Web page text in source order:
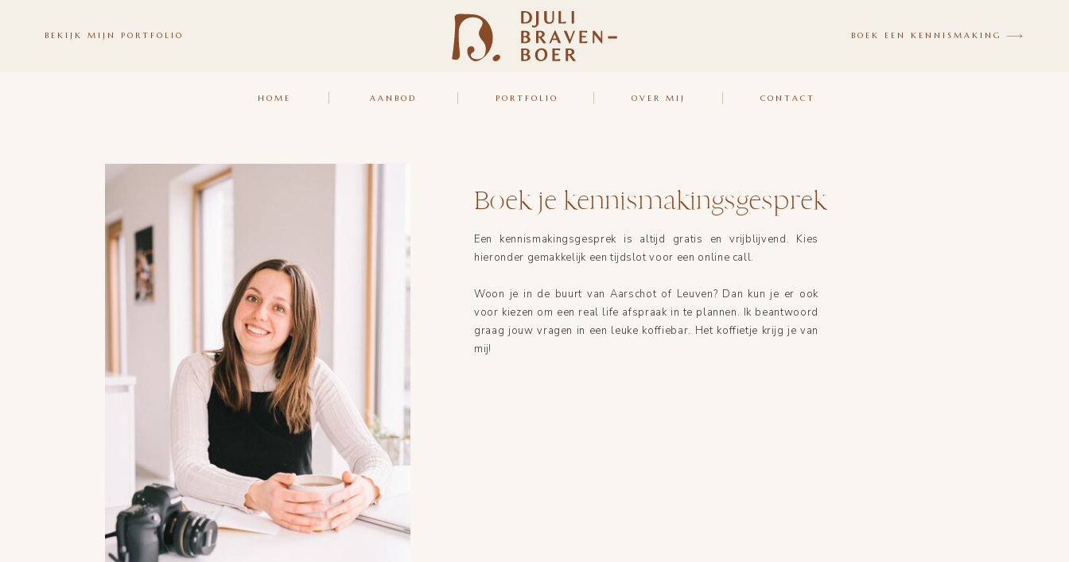
BOEK EEN KENNISMAKING
BEKIJK MIJN PORTFOLIO
CONTACT
OVER MIJ
PORTFOLIO
AANBOD
HOME
Boek je kennismakingsgesprek
Een kennismakingsgesprek is altijd gratis en vrijblijvend. Kies
hieronder gemakkelijk een tijdslot voor een online call.
Woon je in de buurt van Aarschot of Leuven? Dan kun je er ook
voor kiezen om een real life afspraak in te plannen. Ik beantwoord
graag jouw vragen in een leuke koffiebar. Het koffietje krijg je van
mij!